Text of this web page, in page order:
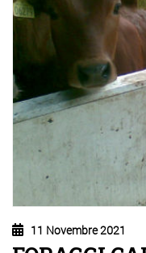
11 Novembre 2021